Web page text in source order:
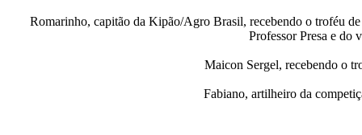
Romarinho, capitão da Kipão/Agro Brasil, recebendo o troféu
Professor Presa e do
Maicon Sergel, recebendo o
Fabiano, artilheiro da